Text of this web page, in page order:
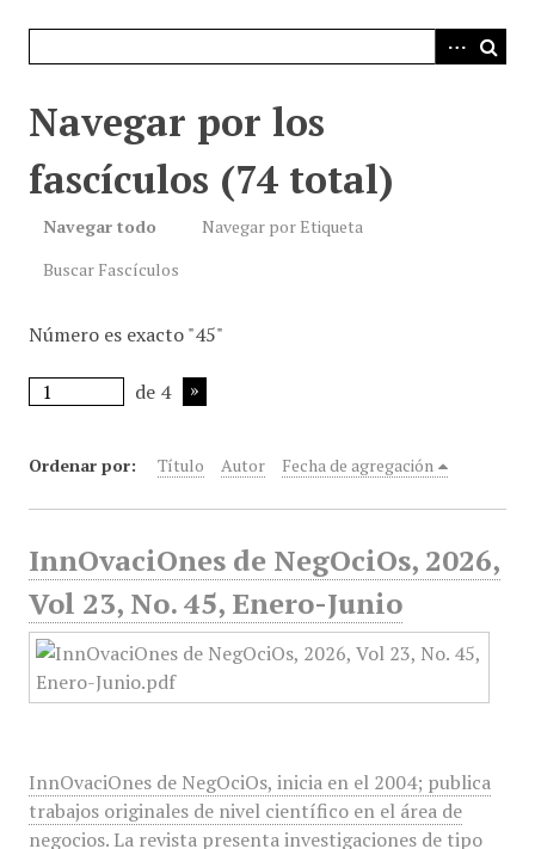
Navegar por los
fascículos (74 total)
Navegar todo
Navegar por Etiqueta
Buscar Fascículos
Número es exacto "45"
de 4
Ordenar por: Título Autor Fecha de agregación
InnOvaciOnes de NegOciOs, 2026,
Vol 23, No. 45, Enero-Junio
InnOvaciOnes de NegOciOs, inicia en el 2004; publica
trabajos originales de nivel científico en el área de
negocios. La revista presenta investigaciones de tipo